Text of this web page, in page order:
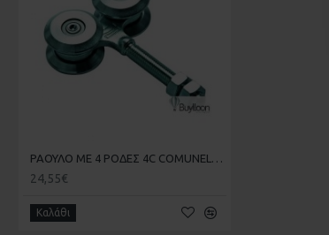
ΡΑΟΥΛΟ ΜΕ 4 ΡΟΔΕΣ 4C COMUNELLO ΜΕΣΣΑΙΟ
24,55€
Καλάθι